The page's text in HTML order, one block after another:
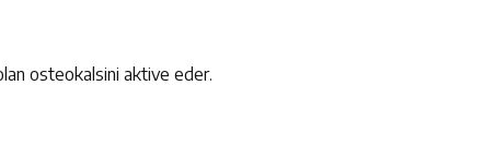
osteokalsini aktive eder.